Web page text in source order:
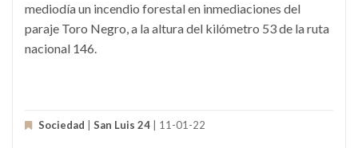
mediodía un incendio forestal en inmediaciones del
paraje Toro Negro, a la altura del kilómetro 53 de la ruta
nacional 146.
Sociedad San Luis 24 | 11-01-22